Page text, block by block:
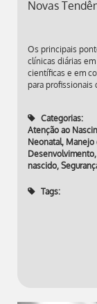
Novas
Os principais
clínicas diárias
científicas e em
para profissionais
Categorias:
Atenção ao
Neonatal, Manejo
Desenvolvimento,
nascido,
Tags: